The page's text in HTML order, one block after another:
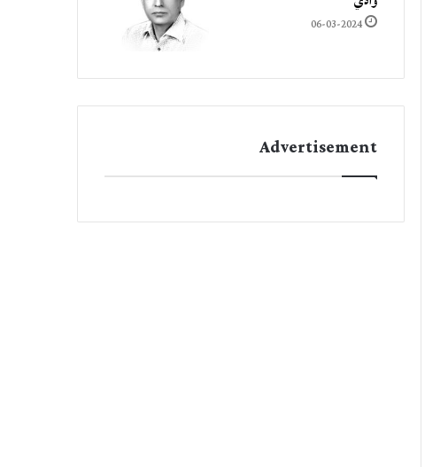
06-03-2024
Advertisement